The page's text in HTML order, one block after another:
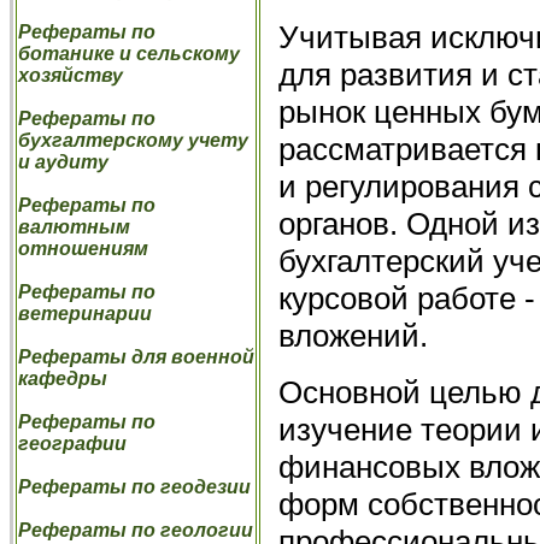
Рефераты по
ботанике и сельскому
хозяйству
Рефераты по
бухгалтерскому учету
и аудиту
Рефераты по
валютным
отношениям
Рефераты по
ветеринарии
Рефераты для военной
кафедры
Рефераты по
географии
Рефераты по геодезии
Рефераты по геологии
Учитывая
для развития и
рынок ценных
рассматривается
и регулирования
органов. Одной
бухгалтерский
курсовой работе
вложений.
Основной целью
изучение теории
финансовых
форм